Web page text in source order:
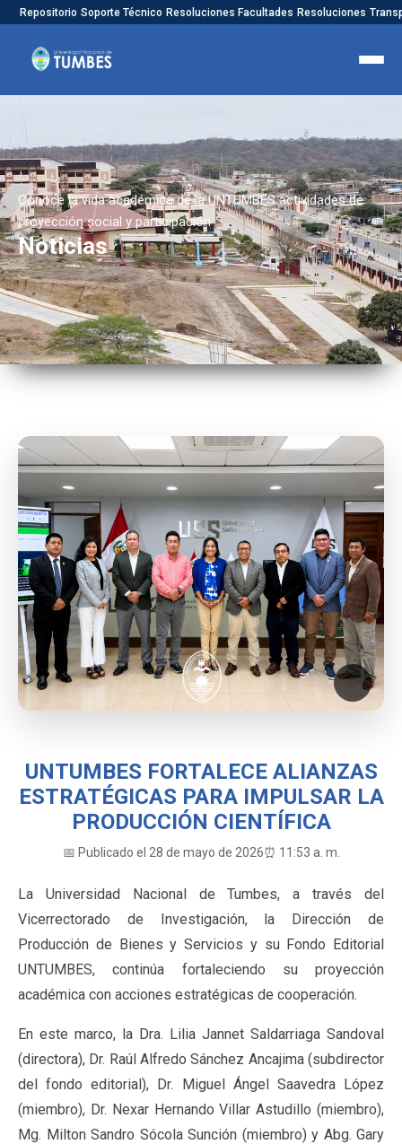
Repositorio Soporte Técnico Resoluciones Facultades Resoluciones
Conoce la vida académica de la UNTUMBES actividades de
proyección social y participación
Noticias
UNTUMBES FORTALECE ALIANZAS
ESTRATÉGICAS PARA IMPULSAR LA
PRODUCCIÓN CIENTÍFICA
📅 Publicado el 28 de mayo de 2026⏰ 11:53 a. m.
La Universidad Nacional de Tumbes, a través del
Vicerrectorado de Investigación, la Dirección de
Producción de Bienes y Servicios y su Fondo Editorial
UNTUMBES, continúa fortaleciendo su proyección
académica con acciones estratégicas de cooperación.
En este marco, la Dra. Lilia Jannet Saldarriaga Sandoval
(directora), Dr. Raúl Alfredo Sánchez Ancajima (subdirector
del fondo editorial), Dr. Miguel Ángel Saavedra López
(miembro), Dr. Nexar Hernando Villar Astudillo (miembro),
Mg. Milton Sandro Sócola Sunción (miembro) y Abg. Gary